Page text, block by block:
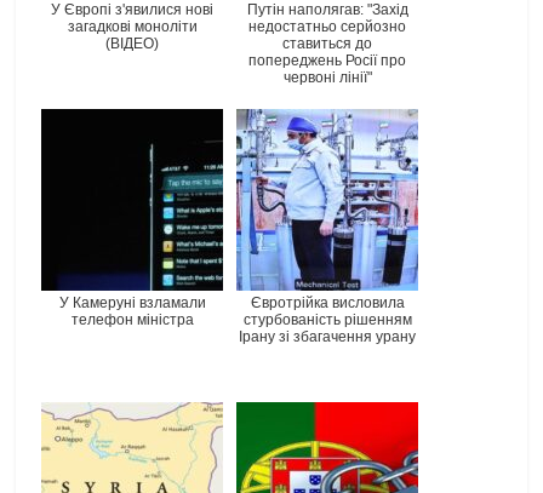
У Європі з'явилися нові
загадкові моноліти
(ВІДЕО)
Путін наполягав: "Захід
недостатньо серйозно
ставиться до
попереджень Росії про
червоні лінії"
У Камеруні взламали
телефон міністра
Євротрійка висловила
стурбованість рішенням
Ірану зі збагачення урану